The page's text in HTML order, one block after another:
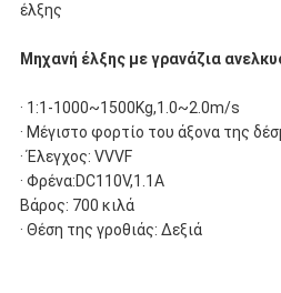
έλξης
Μηχανή έλξης με γρανάζια
· 1:1-1000~1500Kg,1.0~2.0m/s
· Μέγιστο φορτίο του άξονα της
· Έλεγχος: VVVF
· Φρένα:DC110V,1.1Α
Βάρος: 700 κιλά
· Θέση της γροθιάς: Δεξιά